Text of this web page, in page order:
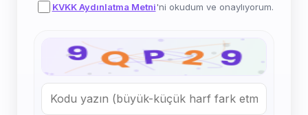
KVKK Aydınlatma Metni'ni okudum ve onaylıyorum.